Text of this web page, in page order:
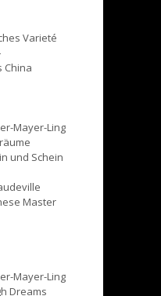
Varieté
China
Mayer-Ling
und Schein
Master
Mayer-Ling
Dreams